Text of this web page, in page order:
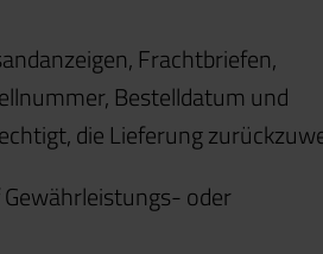
Frachtbriefen,
Bestelldatum und
die Lieferung
oder